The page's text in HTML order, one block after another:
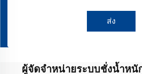
ส่ง
ผู้จัดจำหน่ายระบบชั่งน้ำห